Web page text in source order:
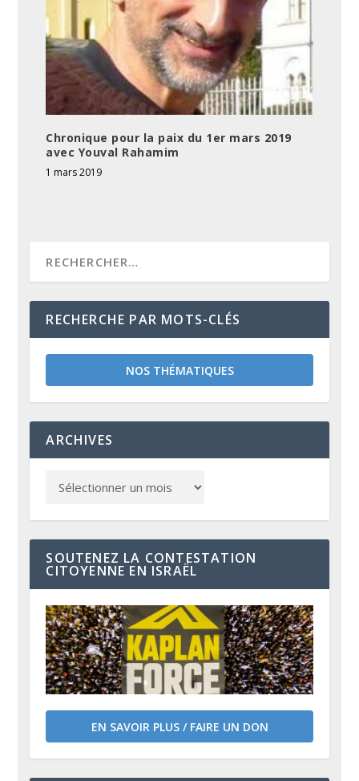
Chronique pour la paix du 1er mars 2019
avec Youval Rahamim
1 mars 2019
RECHERCHE PAR MOTS-CLÉS
NOS THÉMATIQUES
ARCHIVES
SOUTENEZ LA CONTESTATION
CITOYENNE EN ISRAËL
EN SAVOIR PLUS / FAIRE UN DON